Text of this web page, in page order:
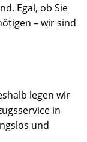
Egal, ob Sie
– wir sind
legen wir
in
und